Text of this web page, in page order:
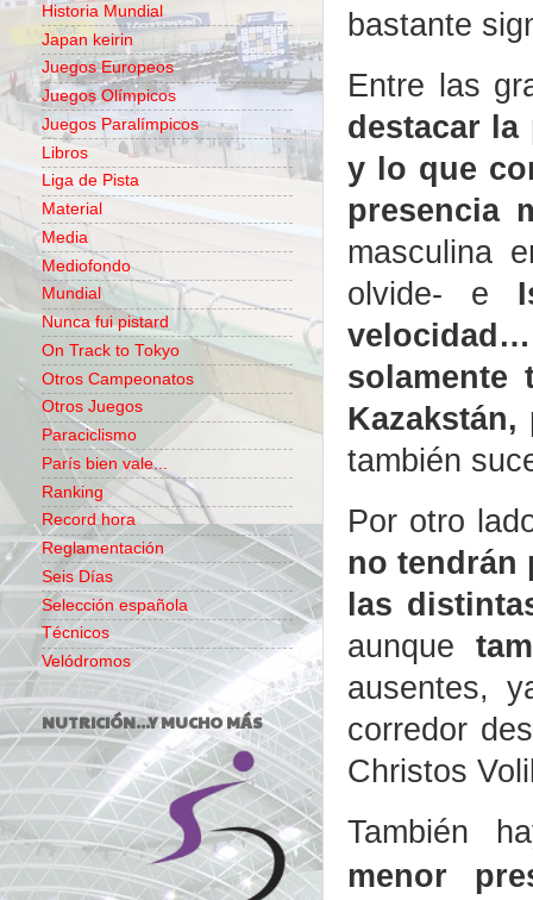
bastante
Entre las
destacar la
y lo que
presencia
masculina
olvide- e
solamente
Kazakstán,
también
Por otro
no tendrán
las
aunque
ausentes,
corredor
Christos
También
menor
Historia Mundial
Japan keirin
Juegos Europeos
Juegos Olímpicos
Juegos Paralímpicos
Libros
Liga de Pista
Material
Media
Mediofondo
Mundial
Nunca fui pistard
On Track to Tokyo
Otros Campeonatos
Otros Juegos
Paraciclismo
París bien vale...
Ranking
Record hora
Reglamentación
Seis Días
Selección española
Técnicos
Velódromos
NUTRICIÓN...Y MUCHO MÁS